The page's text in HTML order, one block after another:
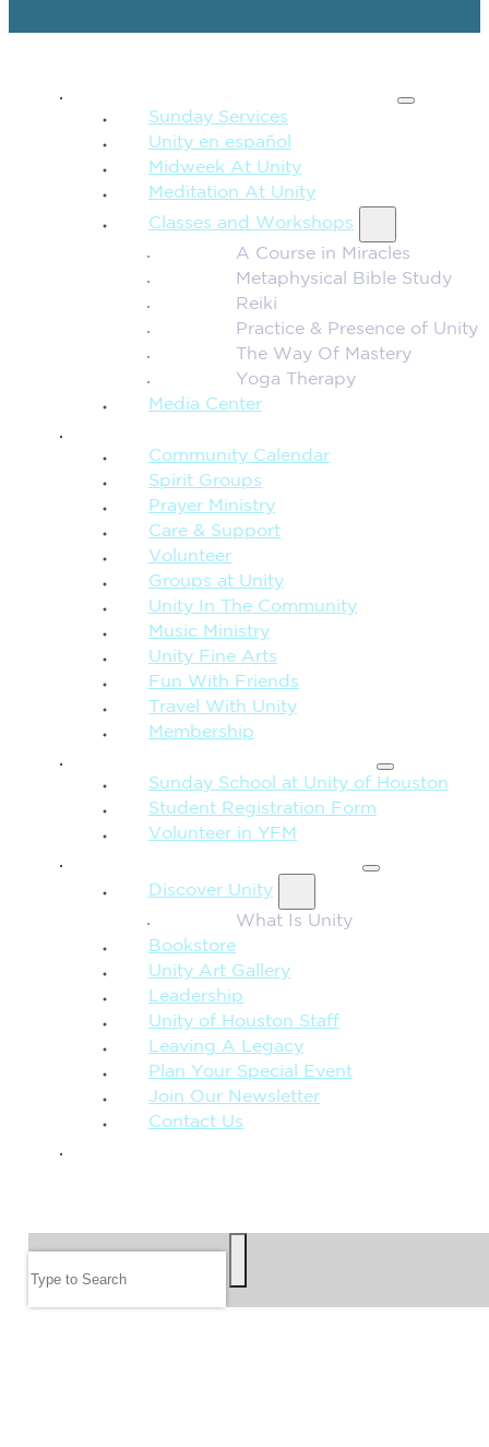
Sunday Services
Unity en español
Midweek At Unity
Meditation At Unity
Classes and Workshops
A Course in Miracles
Metaphysical Bible Study
Reiki
Practice & Presence of Unity
The Way Of Mastery
Yoga Therapy
Media Center
Community Calendar
Spirit Groups
Prayer Ministry
Care & Support
Volunteer
Groups at Unity
Unity In The Community
Music Ministry
Unity Fine Arts
Fun With Friends
Travel With Unity
Membership
Sunday School at Unity of Houston
Student Registration Form
Volunteer in YFM
Discover Unity
What Is Unity
Bookstore
Unity Art Gallery
Leadership
Unity of Houston Staff
Leaving A Legacy
Plan Your Special Event
Join Our Newsletter
Contact Us